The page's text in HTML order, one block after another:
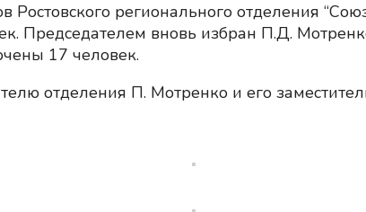
регионального отделения
Председателем вновь избран П.Д.
17 человек.
отделения П. Мотренко и его